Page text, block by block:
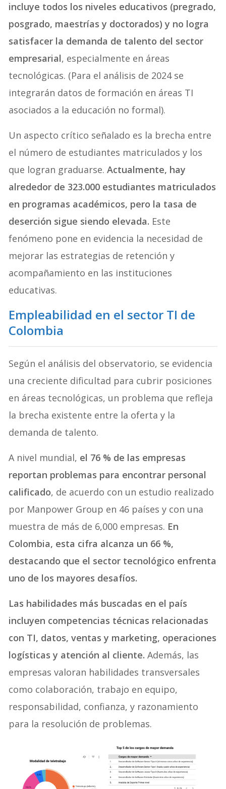
incluye todos los niveles educativos (pregrado,
posgrado, maestrías y doctorados) y no logra
satisfacer la demanda de talento del sector
empresarial, especialmente en áreas
tecnológicas. (Para el análisis de 2024 se
integrarán datos de formación en áreas TI
asociados a la educación no formal).
Un aspecto crítico señalado es la brecha entre
el número de estudiantes matriculados y los
que logran graduarse.Actualmente, hay
alrededor de 323.000 estudiantes matriculados
en programas académicos, pero la tasa de
deserción sigue siendo elevada. Este
fenómeno pone en evidencia la necesidad de
mejorar las estrategias de retención y
acompañamiento en las instituciones
educativas.
Empleabilidad en el sector TI de
Colombia
Según el análisis del observatorio, se evidencia
una creciente dificultad para cubrir posiciones
en áreas tecnológicas, un problema que refleja
la brecha existente entre la oferta y la
demanda de talento.
A nivel mundial, el 76 % de las empresas
reportan problemas para encontrar personal
calificado, de acuerdo con un estudio realizado
por Manpower Group en 46 países y con una
muestra de más de 6,000 empresas. En
Colombia, esta cifra alcanza un 66 %,
destacando que el sector tecnológico enfrenta
uno de los mayores desafíos.
Las habilidades más buscadas en el país
incluyen competencias técnicas relacionadas
con TI, datos, ventas y marketing, operaciones
logísticas y atención al cliente.Además, las
empresas valoran habilidades transversales
como colaboración, trabajo en equipo,
responsabilidad, confianza, y razonamiento
para la resolución de problemas.